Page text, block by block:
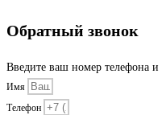
Обратный звонок
Введите ваш номер телефона
Имя
Телефон